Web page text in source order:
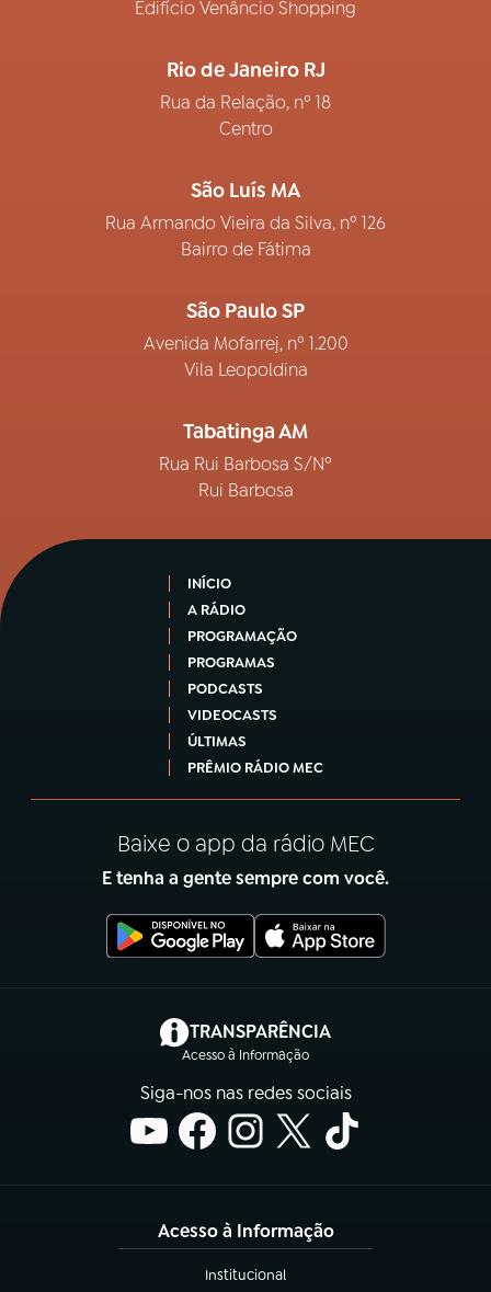
Edifício Venâncio Shopping
Rio de Janeiro RJ
Rua da Relação, nº 18
Centro
São Luís MA
Rua Armando Vieira da Silva, nº 126
Bairro de Fátima
São Paulo SP
Avenida Mofarrej, nº 1.200
Vila Leopoldina
Tabatinga AM
Rua Rui Barbosa S/Nº
Rui Barbosa
INÍCIO
A RÁDIO
PROGRAMAÇÃO
PROGRAMAS
PODCASTS
VIDEOCASTS
ÚLTIMAS
PRÊMIO RÁDIO MEC
Baixe o app da rádio MEC
E tenha a gente sempre com você.
TRANSPARÊNCIA
Acesso à Informação
(abre em nova aba)
Siga-nos nas redes sociais
Acesso à Informação
Institucional
(abre em nova aba)